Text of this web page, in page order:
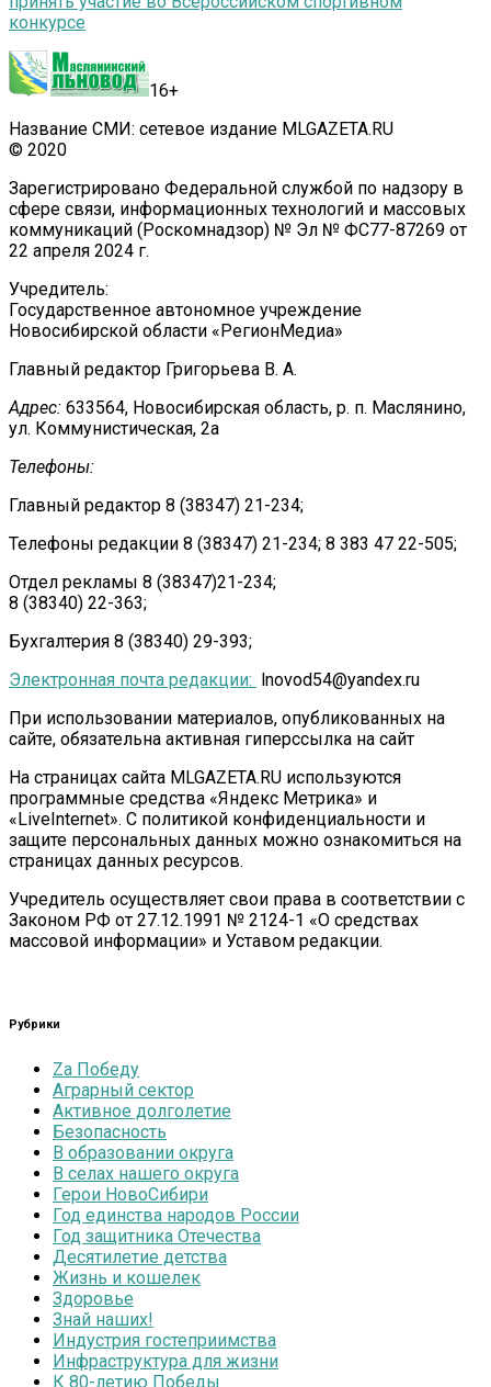
конкурсе
16+
Название СМИ: сетевое издание MLGAZETA.RU
© 2020
Зарегистрировано Федеральной службой по надзору в
сфере связи, информационных технологий и массовых
коммуникаций (Роскомнадзор) № Эл № ФС77-87269 от
22 апреля 2024 г.
Учредитель:
Государственное автономное учреждение
Новосибирской области «РегионМедиа»
Главный редактор Григорьева В. А.
Адрес: 633564, Новосибирская область, р. п. Маслянино,
ул. Коммунистическая, 2а
Телефоны:
Главный редактор 8 (38347) 21-234;
Телефоны редакции 8 (38347) 21-234; 8 383 47 22-505;
Отдел рекламы 8 (38347)21-234;
8 (38340) 22-363;
Бухгалтерия 8 (38340) 29-393;
Электронная почта редакции:
lnovod54@yandex.ru
При использовании материалов, опубликованных на
сайте, обязательна активная гиперссылка на сайт
На страницах сайта MLGAZETA.RU используются
программные средства «Яндекс Метрика» и
«LiveInternet». С политикой конфиденциальности и
защите персональных данных можно ознакомиться на
страницах данных ресурсов.
Учредитель осуществляет свои права в соответствии с
Законом РФ от 27.12.1991 № 2124-1 «О средствах
массовой информации» и Уставом редакции.
Рубрики
Zа Победу
Аграрный сектор
Активное долголетие
Безопасность
В образовании округа
В селах нашего округа
Герои НовоСибири
Год единства народов России
Год защитника Отечества
Десятилетие детства
Жизнь и кошелек
Здоровье
Знай наших!
Индустрия гостеприимства
Инфраструктура для жизни
К 80-летию Победы